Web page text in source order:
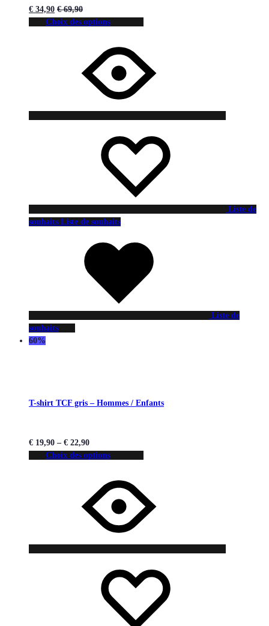
€ 34,90 €69,90
Choix des options
Liste de
souhaits Liste de souhaits
Liste de
souhaits
60%
T-shirt TCF gris – Hommes / Enfants
€ 19,90 – € 22,90
Choix des options